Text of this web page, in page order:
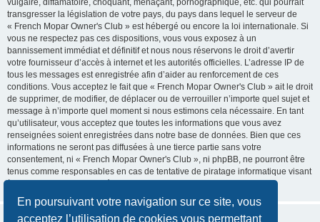
En poursuivant votre navigation sur ce site, vous
acceptez l’utilisation de cookies vous permettant
vulgaire, diffamatoire, choquant, menaçant, pornographique, etc. qui pourrait
transgresser la législation de votre pays, du pays dans lequel le serveur de
« French Mopar Owner's Club » est hébergé ou encore la loi internationale. Si
vous ne respectez pas ces dispositions, vous vous exposez à un
bannissement immédiat et définitif et nous nous réservons le droit d’avertir
votre fournisseur d’accès à internet et les autorités officielles. L’adresse IP de
tous les messages est enregistrée afin d’aider au renforcement de ces
conditions. Vous acceptez le fait que « French Mopar Owner's Club » ait le droit
de supprimer, de modifier, de déplacer ou de verrouiller n’importe quel sujet et
message à n’importe quel moment si nous estimons cela nécessaire. En tant
qu’utilisateur, vous acceptez que toutes les informations que vous avez
renseignées soient enregistrées dans notre base de données. Bien que ces
informations ne seront pas diffusées à une tierce partie sans votre
consentement, ni « French Mopar Owner's Club », ni phpBB, ne pourront être
tenus comme responsables en cas de tentative de piratage informatique visant